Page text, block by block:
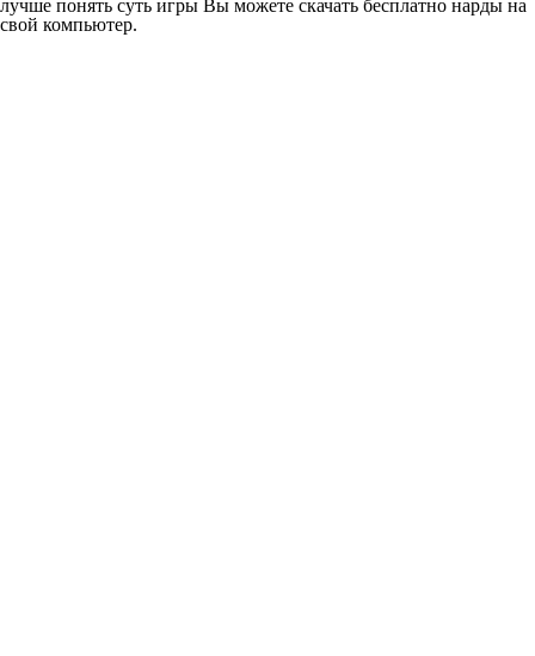
лучше понять суть игры Вы можете скачать бесплатно нарды на
свой компьютер.